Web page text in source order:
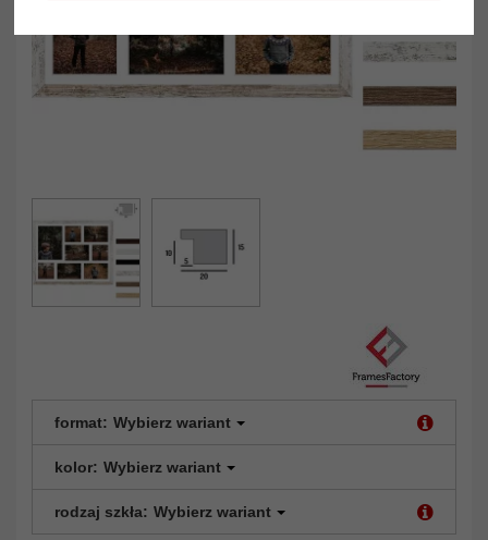
format: Wybierz wariant
kolor: Wybierz wariant
rodzaj szkła: Wybierz wariant